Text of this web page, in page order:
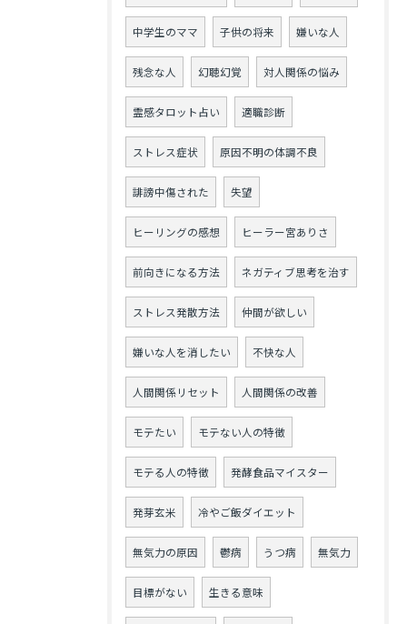
中学生のママ 子供の将来 嫌いな人
残念な人 幻聴幻覚 対人関係の悩み
霊感タロット占い 適職診断
ストレス症状 原因不明の体調不良
誹謗中傷された 失望
ヒーリングの感想 ヒーラー宮ありさ
前向きになる方法 ネガティブ思考を治す
ストレス発散方法 仲間が欲しい
嫌いな人を消したい 不快な人
人間関係リセット 人間関係の改善
モテたい モテない人の特徴
モテる人の特徴 発酵食品マイスター
発芽玄米 冷やご飯ダイエット
無気力の原因 鬱病 うつ病 無気力
目標がない 生きる意味